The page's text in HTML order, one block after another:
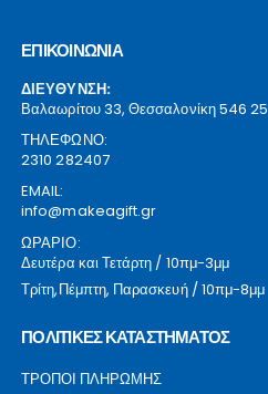
ΕΠΙΚΟΙΝΩΝΙΑ
ΔΙΕΥΘΥΝΣΗ:
Βαλαωρίτου 33, Θεσσαλονίκη 546 25
ΤΗΛΕΦΩΝΟ:
2310 282407
EMAIL:
info@makeagift.gr
ΩΡΑΡΙΟ:
Δευτέρα και Τετάρτη / 10πμ-3μμ
Τρίτη,Πέμπτη, Παρασκευή / 10πμ-8μμ
ΠΟΛΙΤΙΚΕΣ ΚΑΤΑΣΤΗΜΑΤΟΣ
ΤΡΟΠΟΙ ΠΛΗΡΩΜΗΣ